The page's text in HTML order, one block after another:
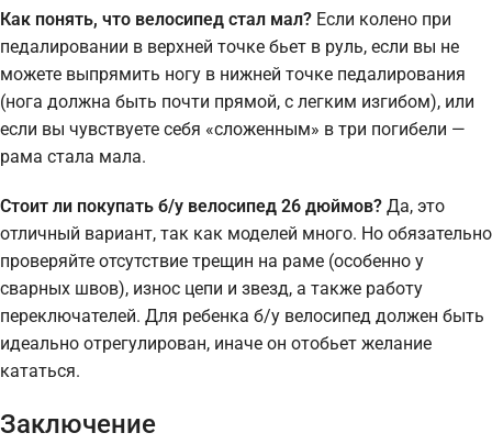
Как понять, что велосипед стал мал? Если колено при
педалировании в верхней точке бьет в руль, если вы не
можете выпрямить ногу в нижней точке педалирования
(нога должна быть почти прямой, с легким изгибом), или
если вы чувствуете себя «сложенным» в три погибели —
рама стала мала.
Стоит ли покупать б/у велосипед 26 дюймов? Да, это
отличный вариант, так как моделей много. Но обязательно
проверяйте отсутствие трещин на раме (особенно у
сварных швов), износ цепи и звезд, а также работу
переключателей. Для ребенка б/у велосипед должен быть
идеально отрегулирован, иначе он отобьет желание
кататься.
Заключение